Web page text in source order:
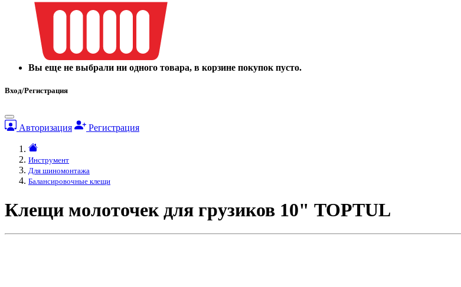
Вы еще не выбрали ни одного товара, в корзине покупок пусто.
Вход/Регистрация
Авторизация Регистрация
Инструмент
Для шиномонтажа
Балансировочные клещи
Клещи молоточек для грузиков 10" TOPTUL